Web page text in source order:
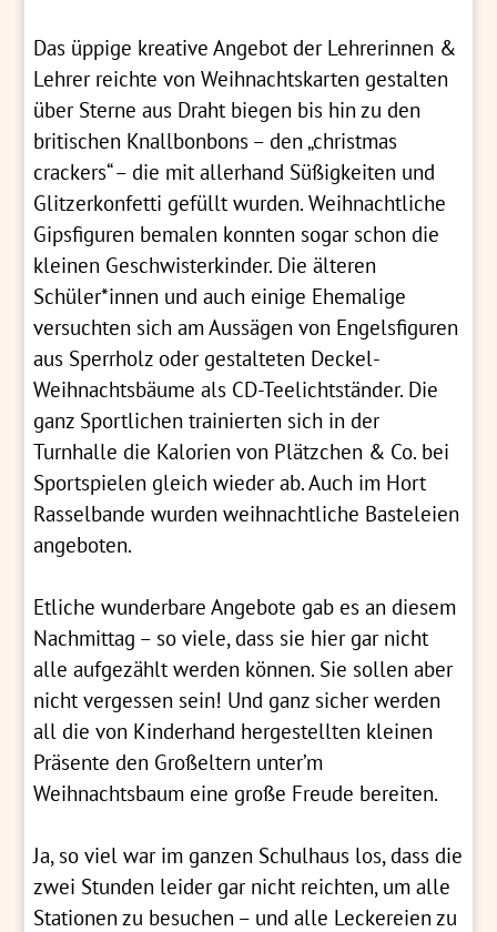
Das üppige kreative Angebot der Lehrerinnen &
Lehrer reichte von Weihnachtskarten gestalten
über Sterne aus Draht biegen bis hin zu den
britischen Knallbonbons – den „christmas
crackers“ – die mit allerhand Süßigkeiten und
Glitzerkonfetti gefüllt wurden. Weihnachtliche
Gipsfiguren bemalen konnten sogar schon die
kleinen Geschwisterkinder. Die älteren
Schüler*innen und auch einige Ehemalige
versuchten sich am Aussägen von Engelsfiguren
aus Sperrholz oder gestalteten Deckel-
Weihnachtsbäume als CD-Teelichtständer. Die
ganz Sportlichen trainierten sich in der
Turnhalle die Kalorien von Plätzchen & Co. bei
Sportspielen gleich wieder ab. Auch im Hort
Rasselbande wurden weihnachtliche Basteleien
angeboten.
Etliche wunderbare Angebote gab es an diesem
Nachmittag – so viele, dass sie hier gar nicht
alle aufgezählt werden können. Sie sollen aber
nicht vergessen sein! Und ganz sicher werden
all die von Kinderhand hergestellten kleinen
Präsente den Großeltern unter’m
Weihnachtsbaum eine große Freude bereiten.
Ja, so viel war im ganzen Schulhaus los, dass die
zwei Stunden leider gar nicht reichten, um alle
Stationen zu besuchen – und alle Leckereien zu